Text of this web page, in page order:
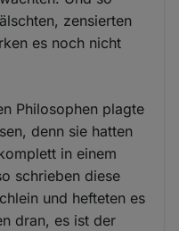
zensierten
es noch nicht
Philosophen plagte
denn sie hatten
in einem
schrieben diese
und hefteten es
dran, es ist der